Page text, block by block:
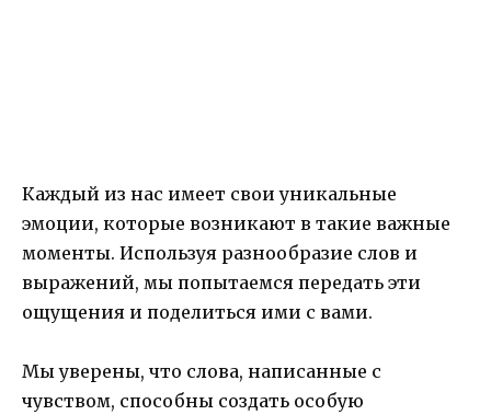
Каждый из нас имеет свои уникальные
эмоции, которые возникают в такие важные
моменты. Используя разнообразие слов и
выражений, мы попытаемся передать эти
ощущения и поделиться ими с вами.
Мы уверены, что слова, написанные с
чувством, способны создать особую